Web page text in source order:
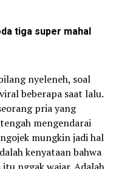
tiga super mahal
nyeleneh, soal
beberapa saat lalu.
pria yang
mengendarai
mungkin jadi hal
kenyataan bahwa